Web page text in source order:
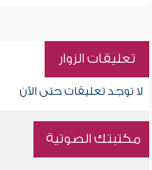
تعليقات الزوار
لا توجد تعليقات حتى الآن
مكتبتك الصوتية